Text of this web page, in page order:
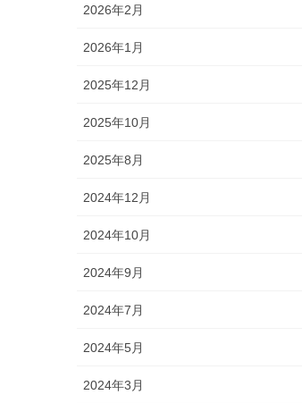
2026年2月
2026年1月
2025年12月
2025年10月
2025年8月
2024年12月
2024年10月
2024年9月
2024年7月
2024年5月
2024年3月